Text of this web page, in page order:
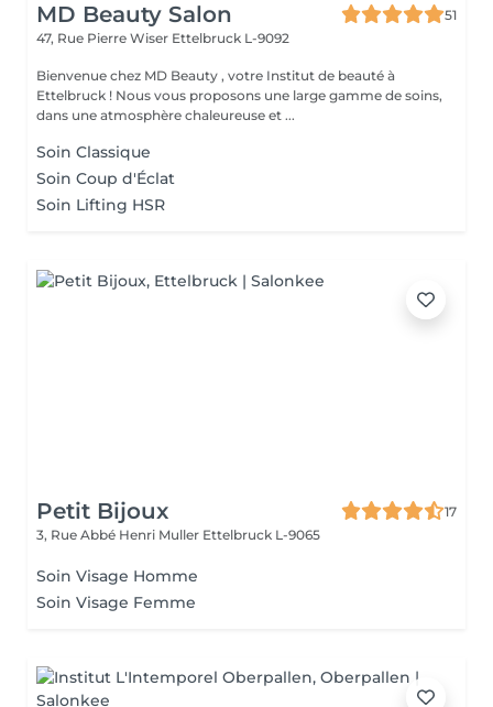
MD Beauty Salon
51
47, Rue Pierre Wiser Ettelbruck L-9092
Bienvenue chez MD Beauty , votre Institut de beauté à
Ettelbruck ! Nous vous proposons une large gamme de soins,
dans une atmosphère chaleureuse et ...
Soin Classique
Soin Coup d'Éclat
Soin Lifting HSR
Petit Bijoux
17
3, Rue Abbé Henri Muller Ettelbruck L-9065
Soin Visage Homme
Soin Visage Femme